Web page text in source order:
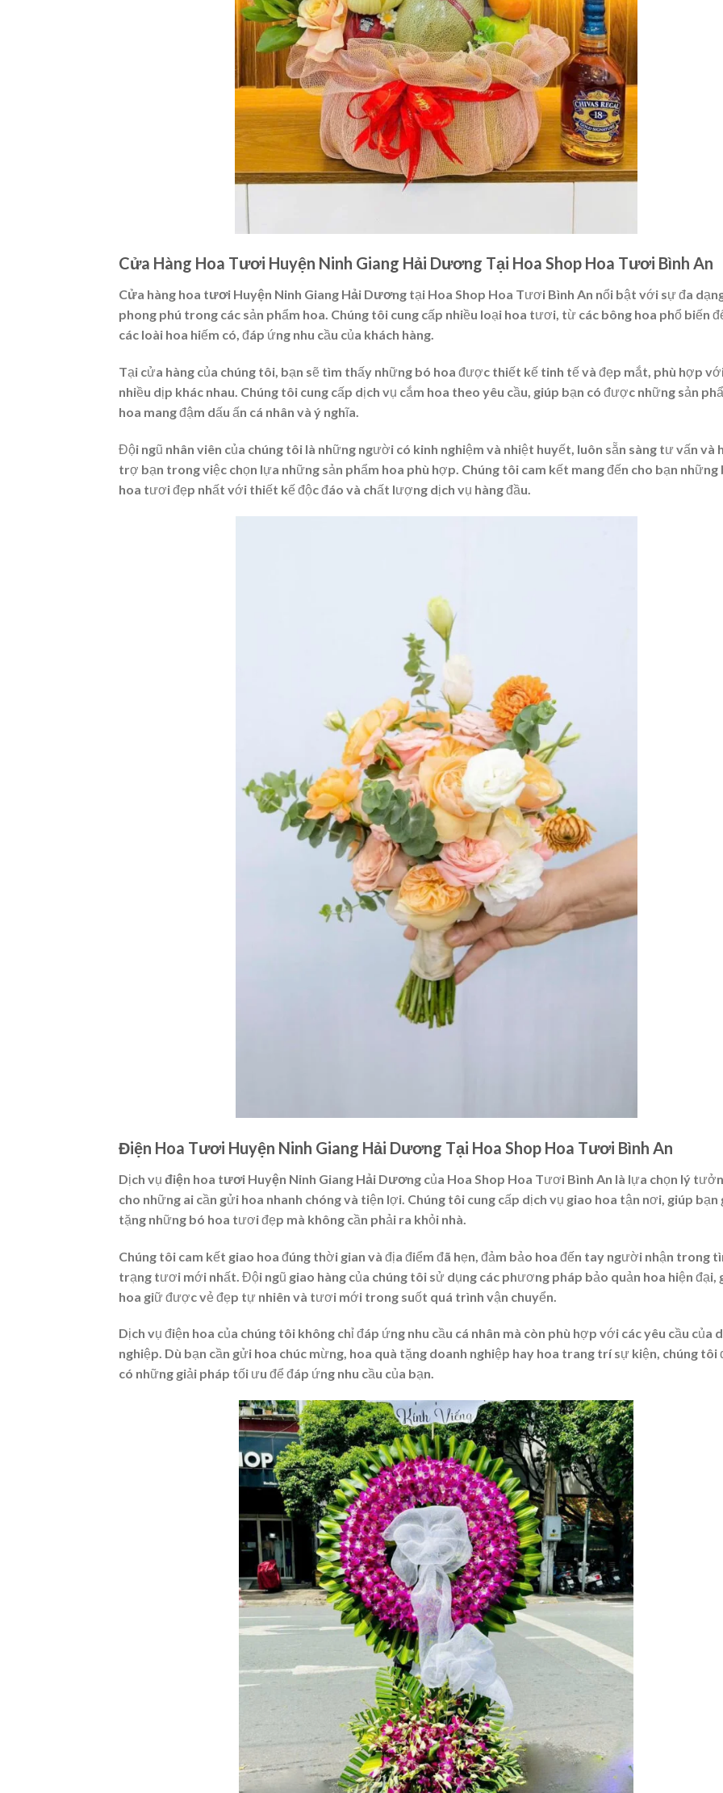
Cửa Hàng Hoa Tươi Huyện Ninh Giang Hải Dương Tại Hoa Shop Hoa Tươi Bình An
Cửa hàng hoa tươi Huyện Ninh Giang Hải Dương tại Hoa Shop Hoa Tươi Bình An nổi bật với sự đa
phong phú trong các sản phẩm hoa. Chúng tôi cung cấp nhiều loại hoa tươi, từ các bông hoa phổ biến
các loài hoa hiếm có, đáp ứng nhu cầu của khách hàng.
Tại cửa hàng của chúng tôi, bạn sẽ tìm thấy những bó hoa được thiết kế tinh tế và đẹp mắt, phù hợp
nhiều dịp khác nhau. Chúng tôi cung cấp dịch vụ cắm hoa theo yêu cầu, giúp bạn có được những sản
hoa mang đậm dấu ấn cá nhân và ý nghĩa.
Đội ngũ nhân viên của chúng tôi là những người có kinh nghiệm và nhiệt huyết, luôn sẵn sàng tư vấn và
trợ bạn trong việc chọn lựa những sản phẩm hoa phù hợp. Chúng tôi cam kết mang đến cho bạn những
hoa tươi đẹp nhất với thiết kế độc đáo và chất lượng dịch vụ hàng đầu.
Điện Hoa Tươi Huyện Ninh Giang Hải Dương Tại Hoa Shop Hoa Tươi Bình An
Dịch vụ điện hoa tươi Huyện Ninh Giang Hải Dương của Hoa Shop Hoa Tươi Bình An là lựa chọn lý
cho những ai cần gửi hoa nhanh chóng và tiện lợi. Chúng tôi cung cấp dịch vụ giao hoa tận nơi, giúp bạn
tặng những bó hoa tươi đẹp mà không cần phải ra khỏi nhà.
Chúng tôi cam kết giao hoa đúng thời gian và địa điểm đã hẹn, đảm bảo hoa đến tay người nhận trong
trạng tươi mới nhất. Đội ngũ giao hàng của chúng tôi sử dụng các phương pháp bảo quản hoa hiện đại,
hoa giữ được vẻ đẹp tự nhiên và tươi mới trong suốt quá trình vận chuyển.
Dịch vụ điện hoa của chúng tôi không chỉ đáp ứng nhu cầu cá nhân mà còn phù hợp với các yêu cầu của
nghiệp. Dù bạn cần gửi hoa chúc mừng, hoa quà tặng doanh nghiệp hay hoa trang trí sự kiện, chúng tôi
có những giải pháp tối ưu để đáp ứng nhu cầu của bạn.